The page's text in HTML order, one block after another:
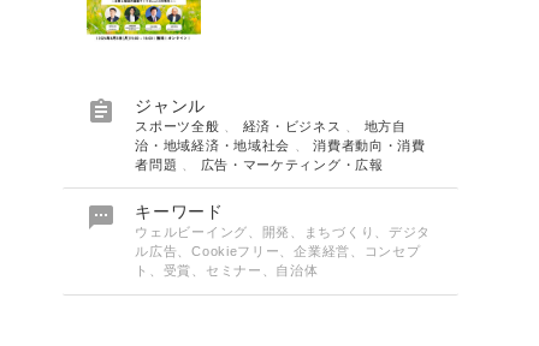
 ジャンル
スポーツ全般 経済・ビジネス
地方自
治・地域経済・地域社会
、消費者動向・消費
者問題
広告・マーケティング・広報
 キーワード
ウェルビーイング、開発、まちづくり、デジタ
ル広告、Cookieフリー、企業経営、コンセプ
ト、受賞、セミナー、自治体